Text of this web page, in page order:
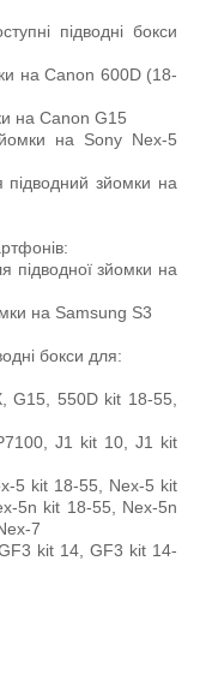
підводні бокси
на Canon 600D (18-
на Canon G15
на Sony Nex-5
зйомки на
підводної зйомки на
на Samsung S3
бокси для:
G15, 550D kit 18-55,
J1 kit 10, J1 kit
5 kit 18-55, Nex-5 kit
5n kit 18-55, Nex-5n
7
kit 14, GF3 kit 14-